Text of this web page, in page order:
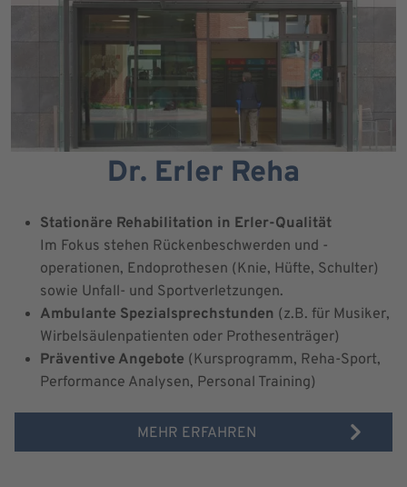
Dr. Erler Reha
Stationäre Rehabilitation in Erler-Qualität
Im Fokus stehen Rückenbeschwerden und -
operationen, Endoprothesen (Knie, Hüfte, Schulter)
sowie Unfall- und Sportverletzungen.
Ambulante Spezialsprechstunden (z.B. für Musiker,
Wirbelsäulenpatienten oder Prothesenträger)
Präventive Angebote (Kursprogramm, Reha-Sport,
Performance Analysen, Personal Training)
MEHR ERFAHREN